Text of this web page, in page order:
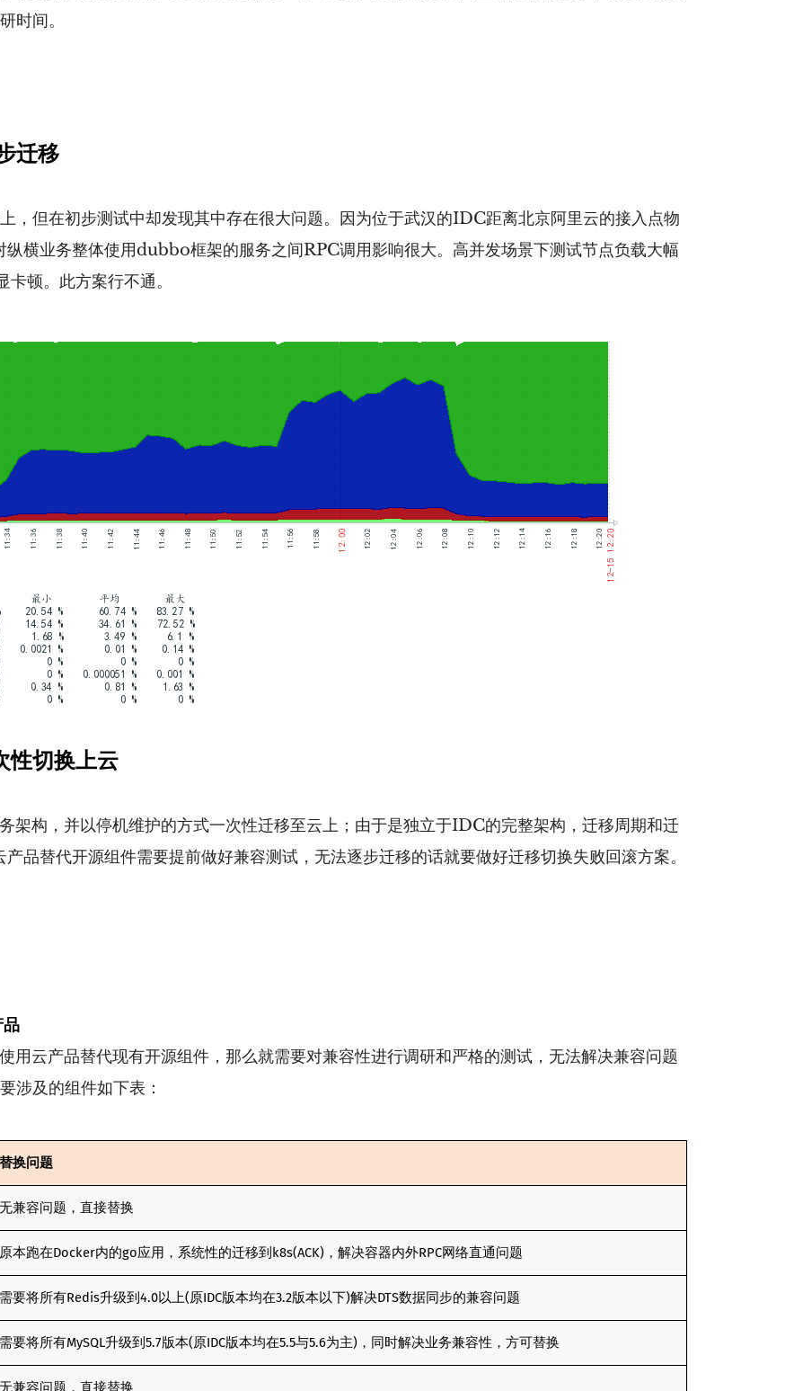
时间。
迁移
但在初步测试中却发现其中存在很大问题。因为位于武汉的IDC距离北京阿里云的接入点物
横业务整体使用dubbo框架的服务之间RPC调用影响很大。高并发场景下测试节点负载大幅
顿。此方案行不通。
切换上云
构，并以停机维护的方式一次性迁移至云上；由于是独立于IDC的完整架构，迁移周期和迁
品替代开源组件需要提前做好兼容测试，无法逐步迁移的话就要做好迁移切换失败回滚方案。
云产品替代现有开源组件，那么就需要对兼容性进行调研和严格的测试，无法解决兼容问题
涉及的组件如下表：
替换问题
无兼容问题，直接替换
原本跑在Docker内的go应用，系统性的迁移到k8s(ACK)，解决容器内外RPC网络直通问题
需要将所有Redis升级到4.0以上(原IDC版本均在3.2版本以下)解决DTS数据同步的兼容问题
需要将所有MySQL升级到5.7版本(原IDC版本均在5.5与5.6为主)，同时解决业务兼容性，方可替换
无兼容问题，直接替换